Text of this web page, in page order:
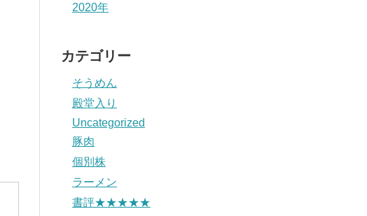
2020年
カテゴリー
そうめん
殿堂入り
Uncategorized
豚肉
個別株
ラーメン
書評★★★★★